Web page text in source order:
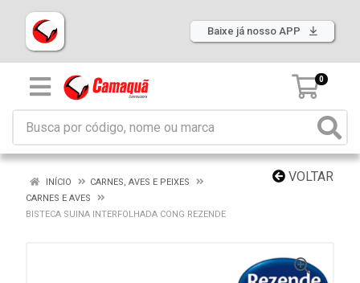
Baixe já nosso APP
0
VOLTAR
INÍCIO
CARNES, AVES E PEIXES
CARNES E AVES
BISTECA SUINA INTERFOLHADA CONG REZENDE